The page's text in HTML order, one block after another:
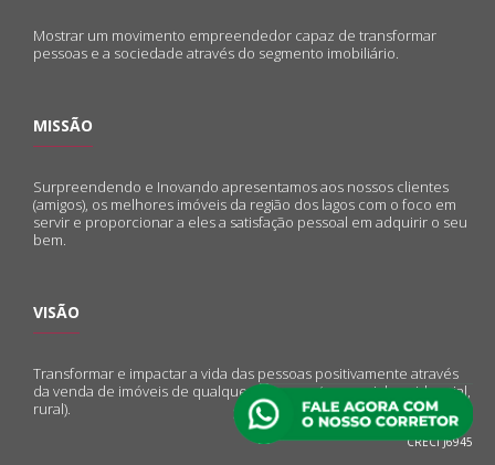
Mostrar um movimento empreendedor capaz de transformar
pessoas e a sociedade através do segmento imobiliário.
MISSÃO
Surpreendendo e Inovando apresentamos aos nossos clientes
(amigos), os melhores imóveis da região dos lagos com o foco em
servir e proporcionar a eles a satisfação pessoal em adquirir o seu
bem.
VISÃO
Transformar e impactar a vida das pessoas positivamente através
da venda de imóveis de qualquer natureza (comercial, residencial,
rural).
CRECI J6945